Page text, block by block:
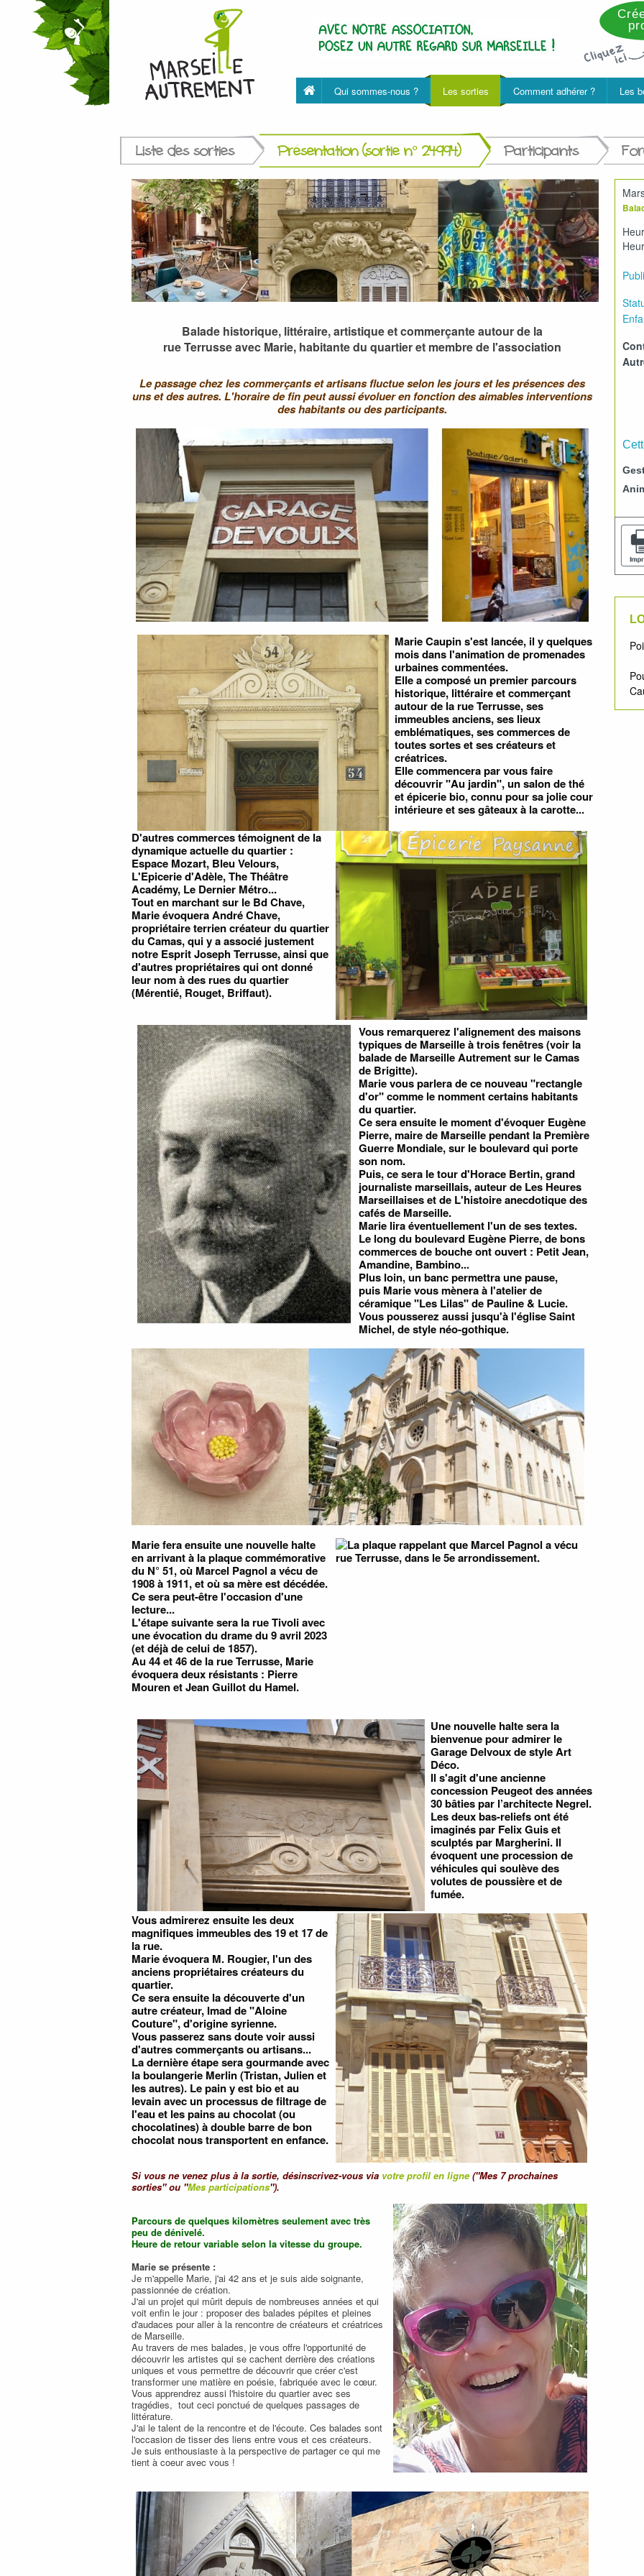
Qui sommes-nous ? Les sorties Comment adhérer ? Les
Liste des sorties Présentation (sortie n° 24994) Participants
Balade historique, littéraire, artistique et commerçante autour de la
rue Terrusse avec Marie, habitante du quartier et membre de l'association
Le passage chez les commerçants et artisans fluctue selon les jours et les présences des
uns et des autres. L'horaire de fin peut aussi évoluer en fonction des aimables interventions
des habitants ou des participants.
Marie Caupin s'est lancée, il y quelques
mois dans l'animation de promenades
urbaines commentées.
Elle a composé un premier parcours
historique, littéraire et commerçant
autour de la rue Terrusse, ses
immeubles anciens, ses lieux
emblématiques, ses commerces de
toutes sortes et ses créateurs et
créatrices.
Elle commencera par vous faire
découvrir "Au jardin", un salon de thé
et épicerie bio, connu pour sa jolie cour
intérieure et ses gâteaux à la carotte...
D'autres commerces témoignent de la
dynamique actuelle du quartier :
Espace Mozart, Bleu Velours,
L'Epicerie d'Adèle, The Théâtre
Académy, Le Dernier Métro...
Tout en marchant sur le Bd Chave,
Marie évoquera André Chave,
propriétaire terrien créateur du quartier
du Camas, qui y a associé justement
notre Esprit Joseph Terrusse, ainsi que
d'autres propriétaires qui ont donné
leur nom à des rues du quartier
(Mérentié, Rouget, Briffaut).
Vous remarquerez l'alignement des maisons
typiques de Marseille à trois fenêtres (voir la
balade de Marseille Autrement sur le Camas
de Brigitte).
Marie vous parlera de ce nouveau "rectangle
d'or" comme le nomment certains habitants
du quartier.
Ce sera ensuite le moment d'évoquer Eugène
Pierre, maire de Marseille pendant la Première
Guerre Mondiale, sur le boulevard qui porte
son nom.
Puis, ce sera le tour d'Horace Bertin, grand
journaliste marseillais, auteur de Les Heures
Marseillaises et de L'histoire anecdotique des
cafés de Marseille.
Marie lira éventuellement l'un de ses textes.
Le long du boulevard Eugène Pierre, de bons
commerces de bouche ont ouvert : Petit Jean,
Amandine, Bambino...
Plus loin, un banc permettra une pause,
puis Marie vous mènera à l'atelier de
céramique "Les Lilas" de Pauline & Lucie.
Vous pousserez aussi jusqu'à l'église Saint
Michel, de style néo-gothique.
Marie fera ensuite une nouvelle halte
en arrivant à la plaque commémorative
du N° 51, où Marcel Pagnol a vécu de
1908 à 1911, et où sa mère est décédée.
Ce sera peut-être l'occasion d'une
lecture...
L'étape suivante sera la rue Tivoli avec
une évocation du drame du 9 avril 2023
(et déjà de celui de 1857).
Au 44 et 46 de la rue Terrusse, Marie
évoquera deux résistants : Pierre
Mouren et Jean Guillot du Hamel.
Une nouvelle halte sera la
bienvenue pour admirer le
Garage Delvoux de style Art
Déco.
Il s'agit d'une ancienne
concession Peugeot des années
30 bâties par l’architecte Negrel.
Les deux bas-reliefs ont été
imaginés par Felix Guis et
sculptés par Margherini. Il
évoquent une procession de
véhicules qui soulève des
volutes de poussière et de
fumée.
Vous admirerez ensuite les deux
magnifiques immeubles des 19 et 17 de
la rue.
Marie évoquera M. Rougier, l'un des
anciens propriétaires créateurs du
quartier.
Ce sera ensuite la découverte d'un
autre créateur, Imad de "Aloine
Couture", d'origine syrienne.
Vous passerez sans doute voir aussi
d'autres commerçants ou artisans...
La dernière étape sera gourmande avec
la boulangerie Merlin (Tristan, Julien et
les autres). Le pain y est bio et au
levain avec un processus de filtrage de
l'eau et les pains au chocolat (ou
chocolatines) à double barre de bon
chocolat nous transportent en enfance.
Si vous ne venez plus à la sortie, désinscrivez-vous via votre profil en ligne("Mes 7 prochaines
sorties" ou "Mes participations").
Parcours de quelques kilomètres seulement avec très
peu de dénivelé.
Heure de retour variable selon la vitesse du groupe.
Marie se présente :
Je m'appelle Marie, j'ai 42 ans et je suis aide soignante,
passionnée de création.
J'ai un projet qui mûrit depuis de nombreuses années et qui
voit enfin le jour : proposer des balades pépites et pleines
d'audaces pour aller à la rencontre de créateurs et créatrices
de Marseille.
Au travers de mes balades, je vous offre l'opportunité de
découvrir les artistes qui se cachent derrière des créations
uniques et vous permettre de découvrir que créer c'est
transformer une matière en poésie, fabriquée avec le cœur.
Vous apprendrez aussi l'histoire du quartier avec ses
tragédies, tout ceci ponctué de quelques passages de
littérature.
J'ai le talent de la rencontre et de l'écoute. Ces balades sont
l'occasion de tisser des liens entre vous et ces créateurs.
Je suis enthousiaste à la perspective de partager ce qui me
tient à coeur avec vous !